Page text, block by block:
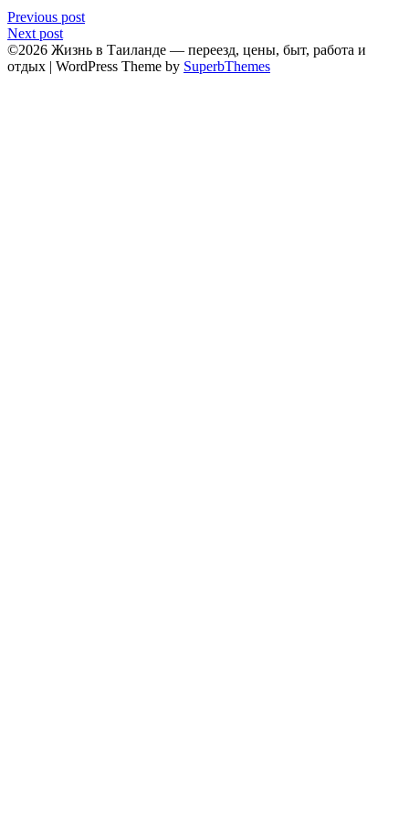
Previous post
Next post
©2026 Жизнь в Таиланде — переезд, цены, быт, работа и
отдых | WordPress Theme by SuperbThemes